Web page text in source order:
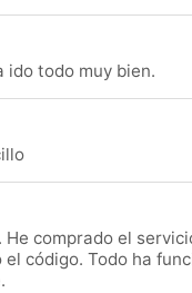
ido todo muy bien.
He comprado el
código. Todo ha